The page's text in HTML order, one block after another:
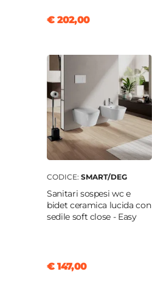
€ 202,00
CODICE: SMART/DEG
Sanitari sospesi wc e
bidet ceramica lucida con
sedile soft close - Easy
€ 147,00